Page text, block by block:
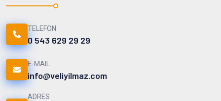
TELEFON
0 543 629 29 29
E-MAIL
info@veliyilmaz.com
ADRES